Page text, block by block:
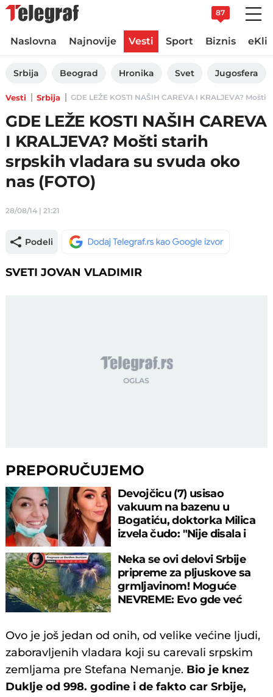
87
Naslovna Najnovije Vesti Sport Biznis
Srbija Beograd Hronika Svet Jugosfera
Vesti Srbija GDE LEŽE KOSTI NAŠIH CAREVA I KRALJEVA?
GDE LEŽE KOSTI NAŠIH CAREVA
I KRALJEVA? Mošti starih
srpskih vladara su svuda oko
nas (FOTO)
28/08/14 | 21:21
Podeli
SVETI JOVAN VLADIMIR
PREPORUČUJEMO
Devojčicu (7) usisao
vakuum na bazenu u
Bogatiću, doktorka Milica
izvela čudo: "Nije disala i
Neka se ovi delovi Srbije
pripreme za pljuskove sa
grmljavinom! Moguće
NEVREME: Evo gde već
Ovo je još jedan od onih, od velike većine ljudi,
zaboravljenih vladara koji su carevali srpskim
zemljama pre Stefana Nemanje. Bio je knez
Duklje od 998. godine i de fakto car Srbije,